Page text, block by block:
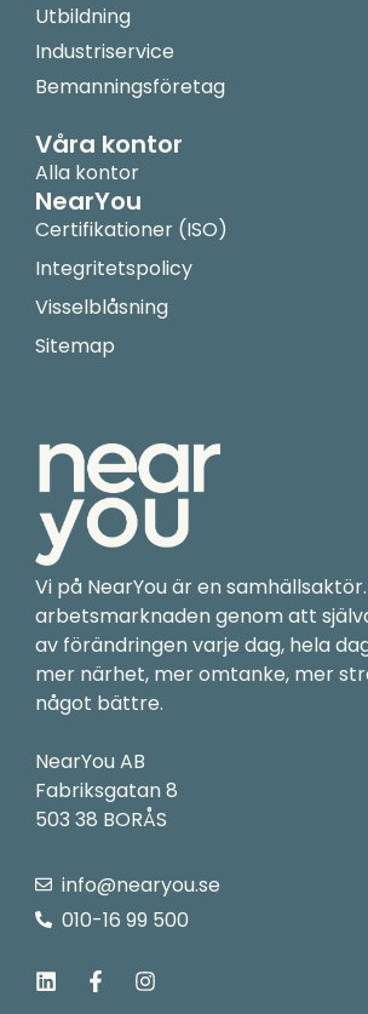
Vi på NearYou är en
arbetsmarknaden genom att
av förändringen varje dag, hela
mer närhet, mer omtanke, mer
något bättre.
NearYou AB
Fabriksgatan 8
503 38 BORÅS
info@nearyou.se
010-16 99 500
i
n
a
c
n
s
Utbildning
Industriservice
Bemanningsföretag
Våra kontor
Alla kontor
NearYou
Certifikationer (ISO)
Integritetspolicy
Visselblåsning
Sitemap